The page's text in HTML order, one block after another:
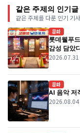
같은 주제의 인기글
같은 주제를 다룬 인기 기사
문화
롯데웰푸
감성 담았
2026.07.31
문화
AI 음악 저
2026.08.04